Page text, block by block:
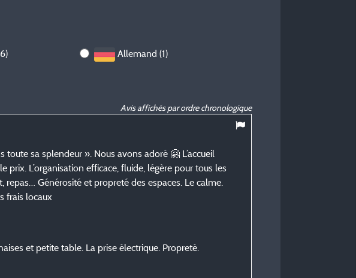
Allemand (1)
Avis affichés par ordre chronologique
toute sa splendeur ». Nous avons adoré 🤗 L’accueil
prix. L’organisation efficace, fluide, légère pour tous les
repas… Générosité et propreté des espaces. Le calme.
frais locaux
et petite table. La prise électrique. Propreté.